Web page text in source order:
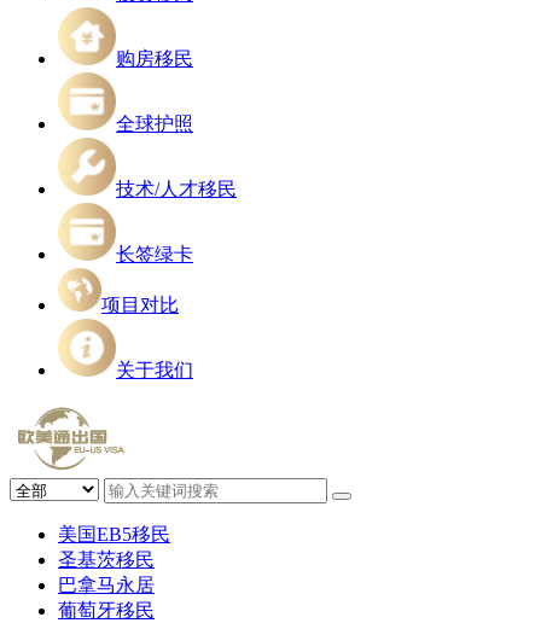
购房移民
全球护照
技术/人才移民
长签绿卡
项目对比
关于我们
美国EB5移民
圣基茨移民
巴拿马永居
葡萄牙移民